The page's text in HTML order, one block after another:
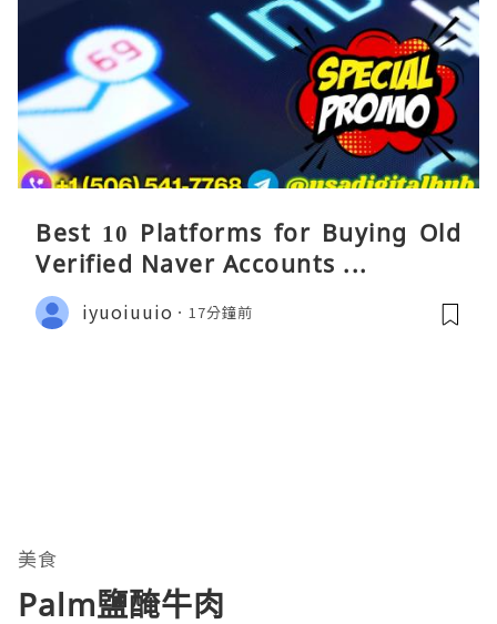
Best 10 Platforms for Buying Old
Verified Naver Accounts ...
iyuoiuuio 17分鐘前
美食
Palm鹽醃牛肉